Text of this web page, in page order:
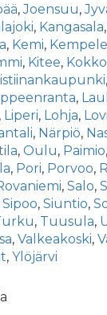
,Joensuu,
, Kangasala,
, Kemi, Kempele
, Kitee,
,
,
, Liperi, Lohja,
, Närpiö,
, Oulu, Paimio,
, Pori, Porvoo,
, Salo,
Sipoo, Siuntio,
, Tuusula,
, Valkeakoski,
, Ylöjärvi